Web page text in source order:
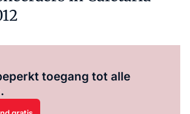
toegang tot alle